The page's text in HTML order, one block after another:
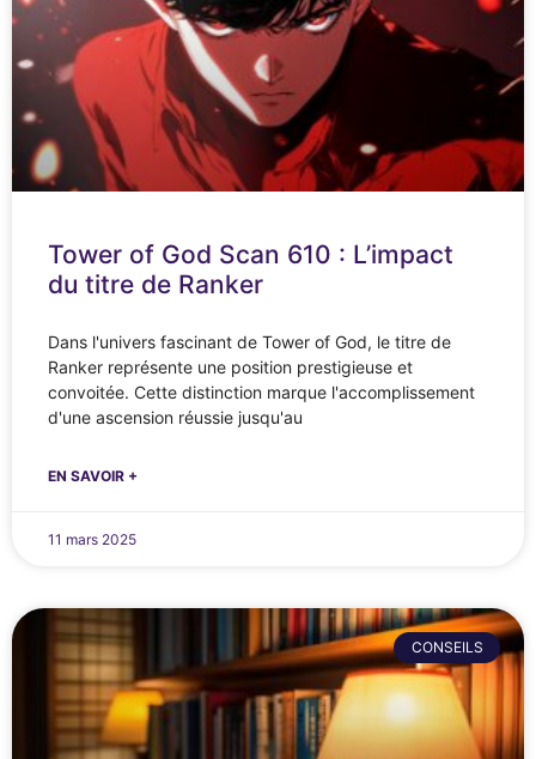
Tower of God Scan 610 : L’impact
du titre de Ranker
Dans l'univers fascinant de Tower of God, le titre de
Ranker représente une position prestigieuse et
convoitée. Cette distinction marque l'accomplissement
d'une ascension réussie jusqu'au
EN SAVOIR +
11 mars 2025
CONSEILS